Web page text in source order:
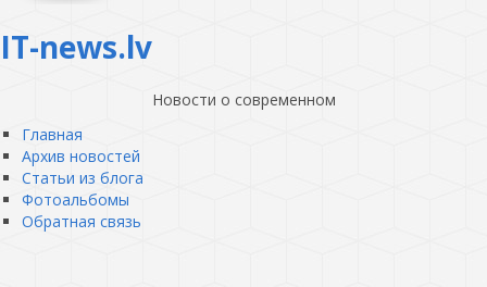
IT-news.lv
Новости о современном
Главная
Архив новостей
Статьи из блога
Фотоальбомы
Обратная связь